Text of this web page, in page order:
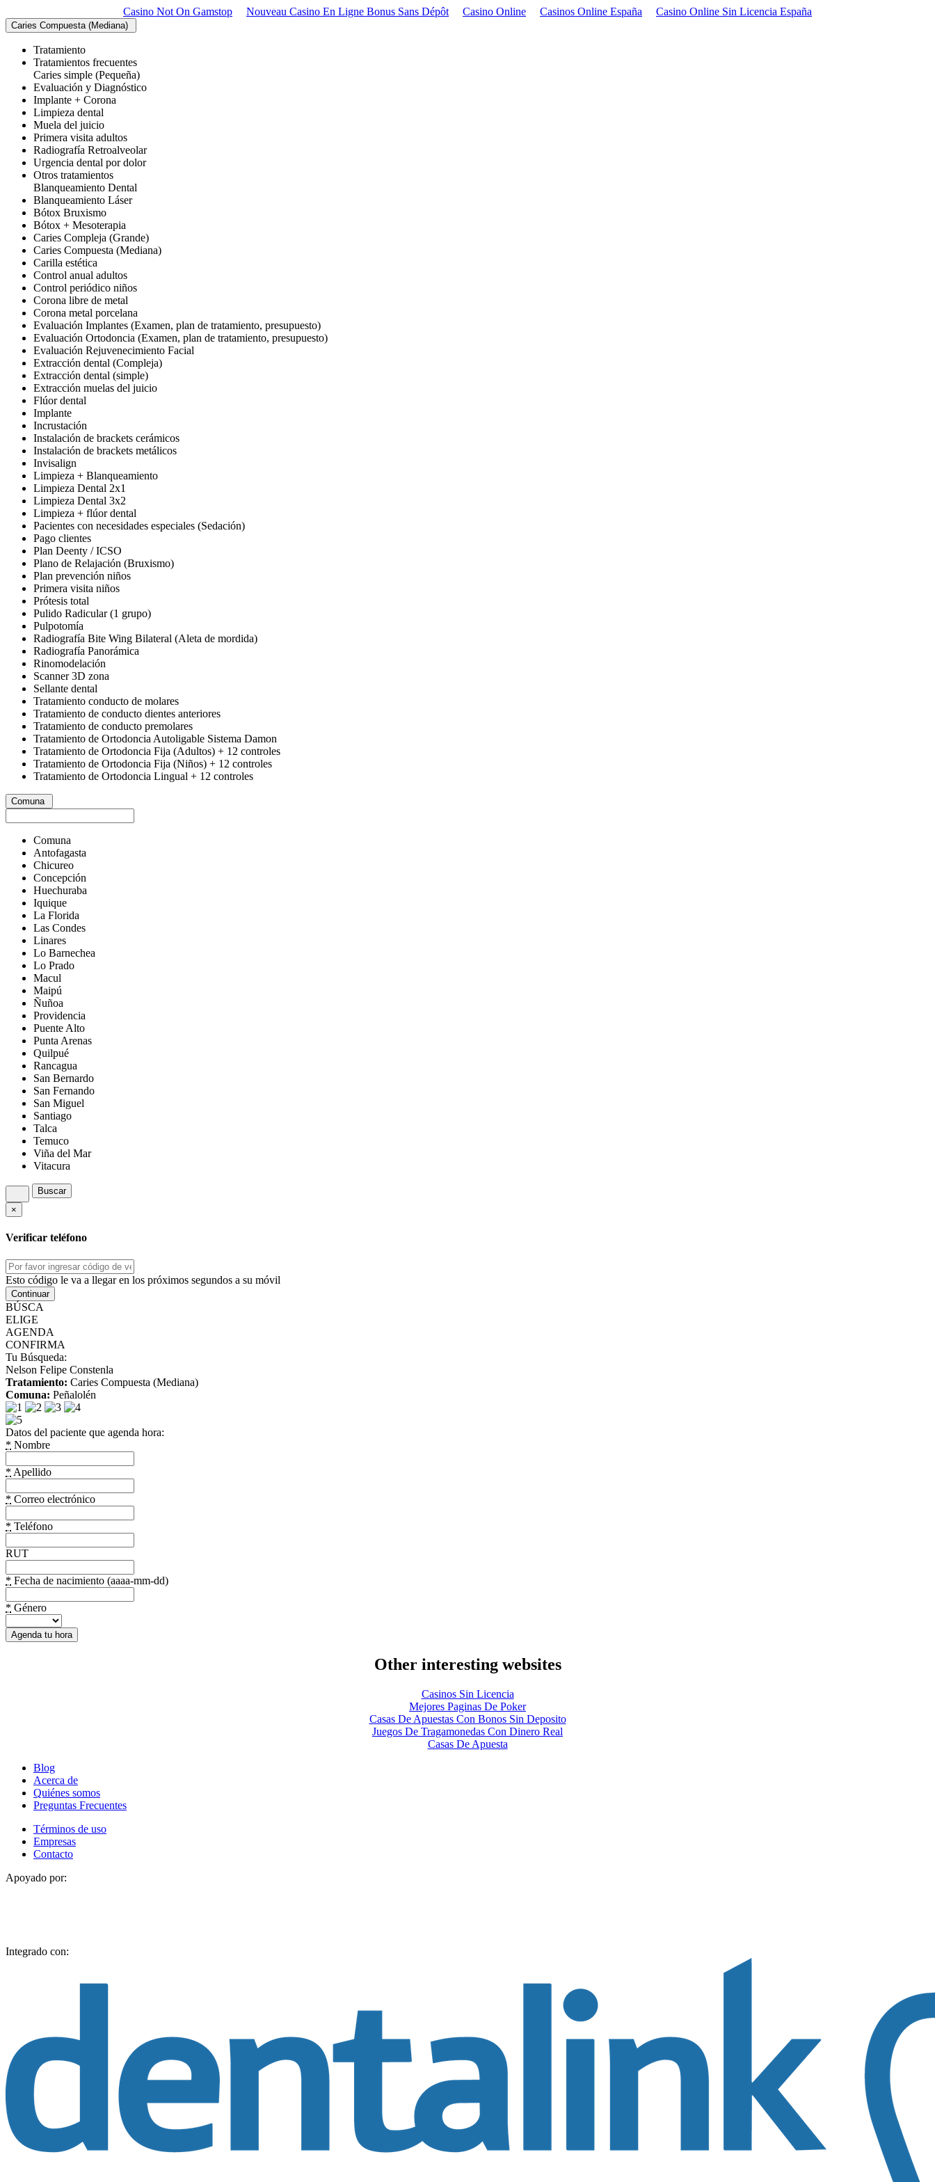
Casino Not On Gamstop Nouveau Casino En Ligne Bonus Sans Dépôt Casino Online Casinos Online España Casino Online Sin Licencia España
Caries Compuesta (Mediana)
Tratamiento
Tratamientos frecuentes
Caries simple (Pequeña)
Evaluación y Diagnóstico
Implante + Corona
Limpieza dental
Muela del juicio
Primera visita adultos
Radiografía Retroalveolar
Urgencia dental por dolor
Otros tratamientos
Blanqueamiento Dental
Blanqueamiento Láser
Bótox Bruxismo
Bótox + Mesoterapia
Caries Compleja (Grande)
Caries Compuesta (Mediana)
Carilla estética
Control anual adultos
Control periódico niños
Corona libre de metal
Corona metal porcelana
Evaluación Implantes (Examen, plan de tratamiento, presupuesto)
Evaluación Ortodoncia (Examen, plan de tratamiento, presupuesto)
Evaluación Rejuvenecimiento Facial
Extracción dental (Compleja)
Extracción dental (simple)
Extracción muelas del juicio
Flúor dental
Implante
Incrustación
Instalación de brackets cerámicos
Instalación de brackets metálicos
Invisalign
Limpieza + Blanqueamiento
Limpieza Dental 2x1
Limpieza Dental 3x2
Limpieza + flúor dental
Pacientes con necesidades especiales (Sedación)
Pago clientes
Plan Deenty / ICSO
Plano de Relajación (Bruxismo)
Plan prevención niños
Primera visita niños
Prótesis total
Pulido Radicular (1 grupo)
Pulpotomía
Radiografía Bite Wing Bilateral (Aleta de mordida)
Radiografía Panorámica
Rinomodelación
Scanner 3D zona
Sellante dental
Tratamiento conducto de molares
Tratamiento de conducto dientes anteriores
Tratamiento de conducto premolares
Tratamiento de Ortodoncia Autoligable Sistema Damon
Tratamiento de Ortodoncia Fija (Adultos) + 12 controles
Tratamiento de Ortodoncia Fija (Niños) + 12 controles
Tratamiento de Ortodoncia Lingual + 12 controles
Comuna
Comuna
Antofagasta
Chicureo
Concepción
Huechuraba
Iquique
La Florida
Las Condes
Linares
Lo Barnechea
Lo Prado
Macul
Maipú
Ñuñoa
Providencia
Puente Alto
Punta Arenas
Quilpué
Rancagua
San Bernardo
San Fernando
San Miguel
Santiago
Talca
Temuco
Viña del Mar
Vitacura
Buscar
×
Verificar teléfono
Esto código le va a llegar en los próximos segundos a su móvil
Continuar
BÚSCA
ELIGE
AGENDA
CONFIRMA
Tu Búsqueda:
Nelson Felipe Constenla
Tratamiento: Caries Compuesta (Mediana)
Comuna: Peñalolén
Datos del paciente que agenda hora:
* Nombre
* Apellido
* Correo electrónico
* Teléfono
RUT
* Fecha de nacimiento (aaaa-mm-dd)
* Género
Other interesting websites
Casinos Sin Licencia
Mejores Paginas De Poker
Casas De Apuestas Con Bonos Sin Deposito
Juegos De Tragamonedas Con Dinero Real
Casas De Apuesta
Blog
Acerca de
Quiénes somos
Preguntas Frecuentes
Términos de uso
Empresas
Contacto
Apoyado por:
Integrado con: